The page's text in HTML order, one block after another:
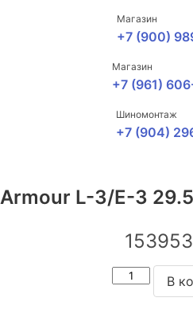
Магазин
+7 (900)
Магазин
+7 (961)
Шиномонтаж
+7 (904)
Armour L-3/E-3
153953
Количество
товара
В